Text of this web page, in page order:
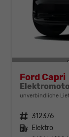
Ford Capri
unverbindliche
Fahrzeugnr. 312376
Kraftstoff Elektro